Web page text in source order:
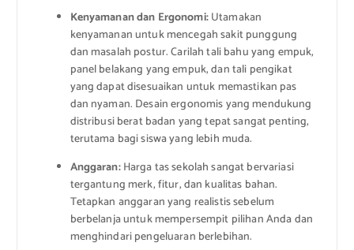
Kenyamanan dan Ergonomi:Utamakan
kenyamanan untuk mencegah sakit punggung
dan masalah postur. Carilah tali bahu yang empuk,
panel belakang yang empuk, dan tali pengikat
yang dapat disesuaikan untuk memastikan pas
dan nyaman. Desain ergonomis yang mendukung
distribusi berat badan yang tepat sangat penting,
terutama bagi siswa yang lebih muda.
Anggaran:Harga tas sekolah sangat bervariasi
tergantung merk, fitur, dan kualitas bahan.
Tetapkan anggaran yang realistis sebelum
berbelanja untuk mempersempit pilihan Anda dan
menghindari pengeluaran berlebihan.